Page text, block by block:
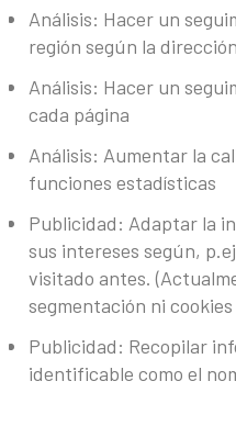
Análisis: Hacer un
región según la
Análisis: Hacer un
cada página
Análisis: Aumentar la
funciones estadísticas
Publicidad: Adaptar la
sus intereses según,
visitado antes.
segmentación ni
Publicidad: Recopilar
identificable como el